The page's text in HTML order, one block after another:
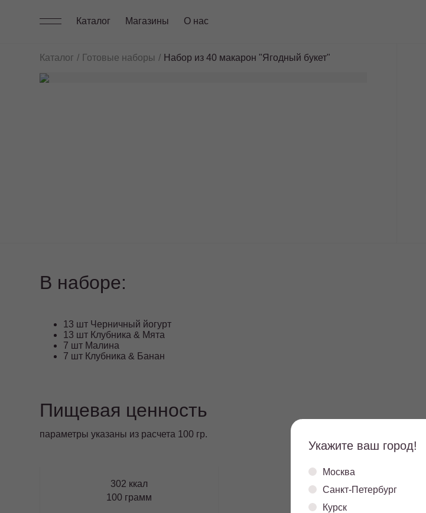
Каталог Магазины О нас
Каталог Готовые наборы Набор из 40 макарон "Ягодный букет"
В наборе:
13 шт Черничный йогурт
13 шт Клубника & Мята
7 шт Малина
7 шт Клубника & Банан
Пищевая ценность
параметры указаны из расчета 100 гр.
302 ккал
100 грамм
5.3
Укажите ваш город!
Москва
Санкт-Петербург
Курск